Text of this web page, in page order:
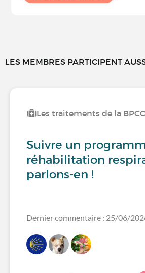
LES MEMBRES PARTICIPENT
Les traitements de la
Suivre un
réhabilitation
parlons-en !
Dernier commentaire : 25/06/